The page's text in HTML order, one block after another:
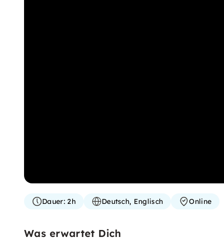
Dauer:2h Deutsch, Englisch Online
Was erwartet Dich